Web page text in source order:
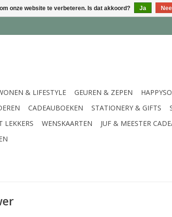
& LIFESTYLE GEUREN & ZEPEN
CADEAUBOEKEN STATIONERY & GIFTS
LEKKERS
WENSKAARTEN JUF & MEESTER
onze website te verbeteren. Is dat akkoord? Ja Nee